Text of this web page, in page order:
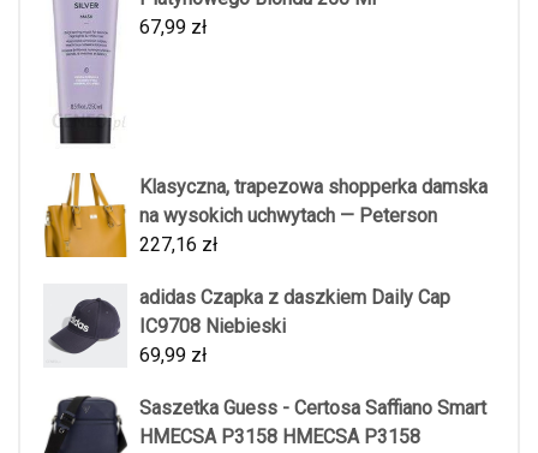
67,99 zł
Klasyczna, trapezowa shopperka damska
na wysokich uchwytach — Peterson
227,16 zł
adidas Czapka z daszkiem Daily Cap
IC9708 Niebieski
69,99 zł
Saszetka Guess - Certosa Saffiano Smart
HMECSA P3158 HMECSA P3158